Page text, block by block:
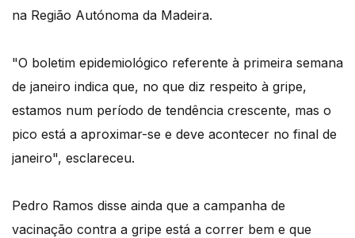
na Região Autónoma da Madeira.
"O boletim epidemiológico referente à primeira semana
de janeiro indica que, no que diz respeito à gripe,
estamos num período de tendência crescente, mas o
pico está a aproximar-se e deve acontecer no final de
janeiro", esclareceu.
Pedro Ramos disse ainda que a campanha de
vacinação contra a gripe está a correr bem e que